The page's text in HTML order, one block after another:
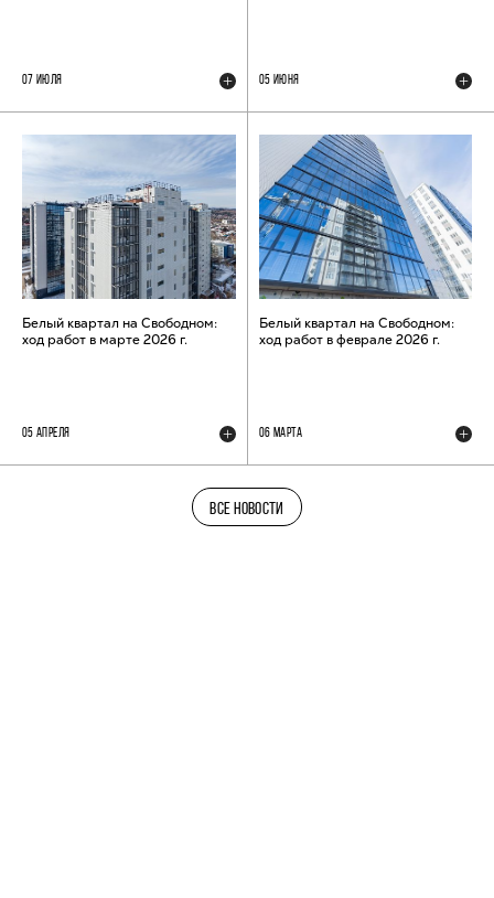
07 ИЮЛЯ 05 ИЮНЯ
Белый квартал на Свободном:
ход работ в марте 2026 г.
05 АПРЕЛЯ
Белый квартал на Свободном:
ход работ в феврале 2026 г.
06 МАРТА
ВСЕ НОВОСТИ